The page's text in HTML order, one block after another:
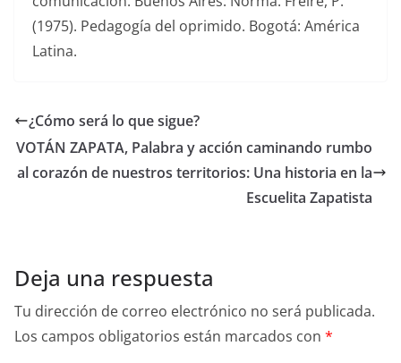
(1975). Pedagogía del oprimido. Bogotá: América
Latina.
¿Cómo será lo que sigue?
VOTÁN ZAPATA, Palabra y acción caminando rumbo
al corazón de nuestros territorios: Una historia en la
Escuelita Zapatista
Deja una respuesta
Tu dirección de correo electrónico no será publicada.
Los campos obligatorios están marcados con *